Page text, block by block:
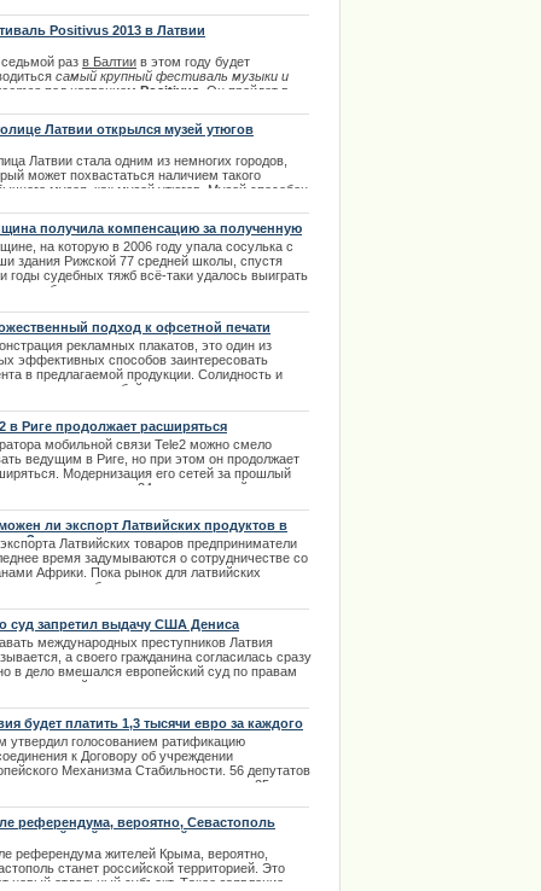
Positivus 2013 в Латвии
раз в Балтии в этом году будет
самый крупный фестиваль музыки и
под названием Positivus . Он пройдет в
Латвии открылся музей утюгов
Латвии стала одним из немногих городов,
может похвастаться наличием такого
музея, как музей утюгов. Музей способен
и необычных утюгов.
получила компенсацию за полученную
на которую в 2006 году упала сосулька с
здания Рижской 77 средней школы, спустя
годы судебных тяжб всё-таки удалось выиграть
и суд обязал, хоть и частично, выплатить
подход к офсетной печати
рекламных плакатов, это один из
эффективных способов заинтересовать
в предлагаемой продукции. Солидность и
любой компании намного
в Риге продолжает расширяться
мобильной связи Tele2 можно смело
ведущим в Риге, но при этом он продолжает
Модернизация его сетей за прошлый
позволила установить 24 новых станций
ли экспорт Латвийских продуктов в
Латвийских товаров предприниматели
время задумываются о сотрудничестве со
Африки. Пока рынок для латвийских
в подобных странах открыт и у них есть
в Африке. | 01.01.2013
суд запретил выдачу США Дениса
международных преступников Латвия
а своего гражданина согласилась сразу
в дело вмешался европейский суд по правам
который на время суда запретило выдачу
| 09.08.2013
будет платить 1,3 тысячи евро за каждого
утвердил голосованием ратификацию
к Договору об учреждении
Механизма Стабильности. 56 депутатов
за принятие присоединения и 25
референдума, вероятно, Севастополь
российской территорией
референдума жителей Крыма, вероятно,
станет российской территорией. Это
новый отдельный субъект. Такое заявление